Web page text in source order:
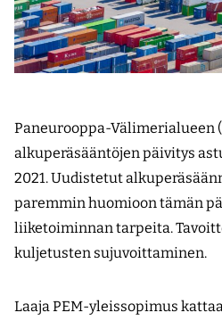
Paneurooppa-Välimerialueen
alkuperäsääntöjen päivitys
2021. Uudistetut
paremmin huomioon tämän
liiketoiminnan tarpeita.
kuljetusten sujuvoittaminen.
Laaja PEM-yleissopimus